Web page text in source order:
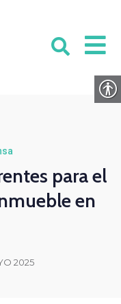
para el
en
2025